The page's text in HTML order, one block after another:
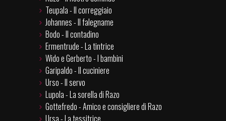
Teupala - Il correggiaio
Johannes - Il falegname
Bodo - Il contadino
Ermentrude - La tintrice
Wido e Gerberto - I bambini
Garipaldo - Il cuciniere
Urso - Il servo
Lupola - La sorella di Razo
Gottefredo - Amico e consigliere di Razo
Ursa - La tessitrice